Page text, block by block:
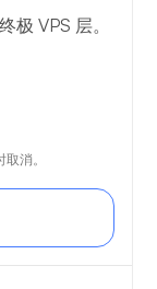
极 VPS 层。
消。